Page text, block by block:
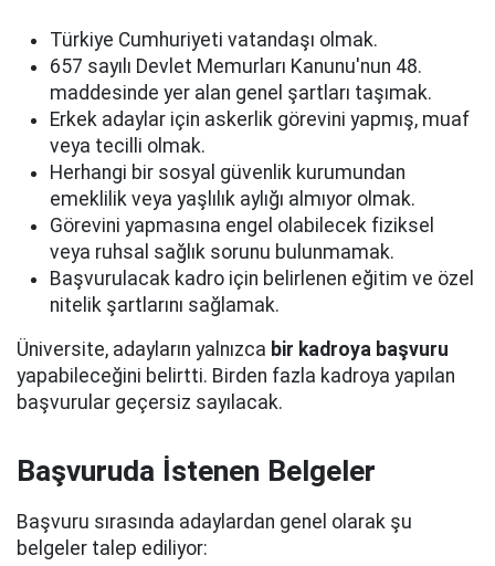
Türkiye Cumhuriyeti vatandaşı olmak.
657 sayılı Devlet Memurları Kanunu'nun 48.
maddesinde yer alan genel şartları taşımak.
Erkek adaylar için askerlik görevini yapmış, muaf
veya tecilli olmak.
Herhangi bir sosyal güvenlik kurumundan
emeklilik veya yaşlılık aylığı almıyor olmak.
Görevini yapmasına engel olabilecek fiziksel
veya ruhsal sağlık sorunu bulunmamak.
Başvurulacak kadro için belirlenen eğitim ve özel
nitelik şartlarını sağlamak.
Üniversite, adayların yalnızca bir kadroya başvuru
yapabileceğini belirtti. Birden fazla kadroya yapılan
başvurular geçersiz sayılacak.
Başvuruda İstenen Belgeler
Başvuru sırasında adaylardan genel olarak şu
belgeler talep ediliyor: